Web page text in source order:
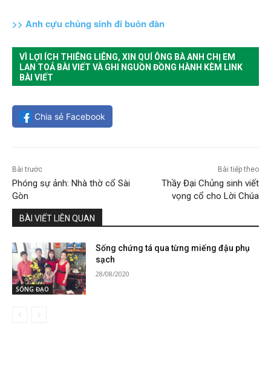
>> Anh cựu chủng sinh đi buôn đàn
VÌ LỢI ÍCH THIÊNG LIÊNG, XIN QUÍ ÔNG BÀ ANH CHỊ EM
LAN TOẢ BÀI VIẾT VÀ GHI NGUỒN ĐỒNG HÀNH KÈM LINK
BÀI VIẾT
Chia sẻ Facebook
Bài trước
Phóng sự ảnh: Nhà thờ cổ Sài
Gòn
Bài tiếp theo
Thầy Đại Chủng sinh viết
vọng cổ cho Lời Chúa
BÀI VIẾT LIÊN QUAN
SỐNG ĐẠO
Sống chứng tá qua từng miếng đậu phụ
sạch
28/08/2020